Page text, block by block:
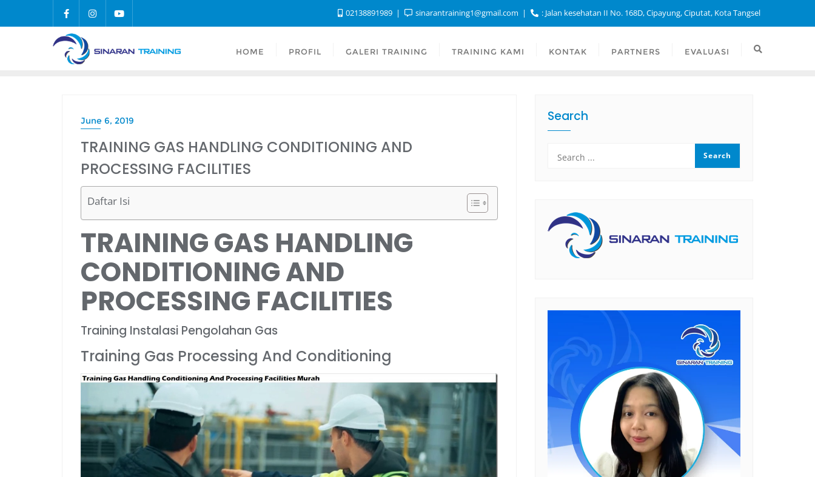
02138891989 sinarantraining1@gmail.com : Jalan kesehatan II No. 168D, Cipayung, Ciputat, Kota Tangsel
HOME PROFIL GALERI TRAINING TRAINING KAMI KONTAK PARTNERS EVALUASI
June 6, 2019
TRAINING GAS HANDLING CONDITIONING AND
PROCESSING FACILITIES
Daftar Isi
TRAINING GAS HANDLING
CONDITIONING AND
PROCESSING FACILITIES
Training Instalasi Pengolahan Gas
Training Gas Processing And Conditioning
Search